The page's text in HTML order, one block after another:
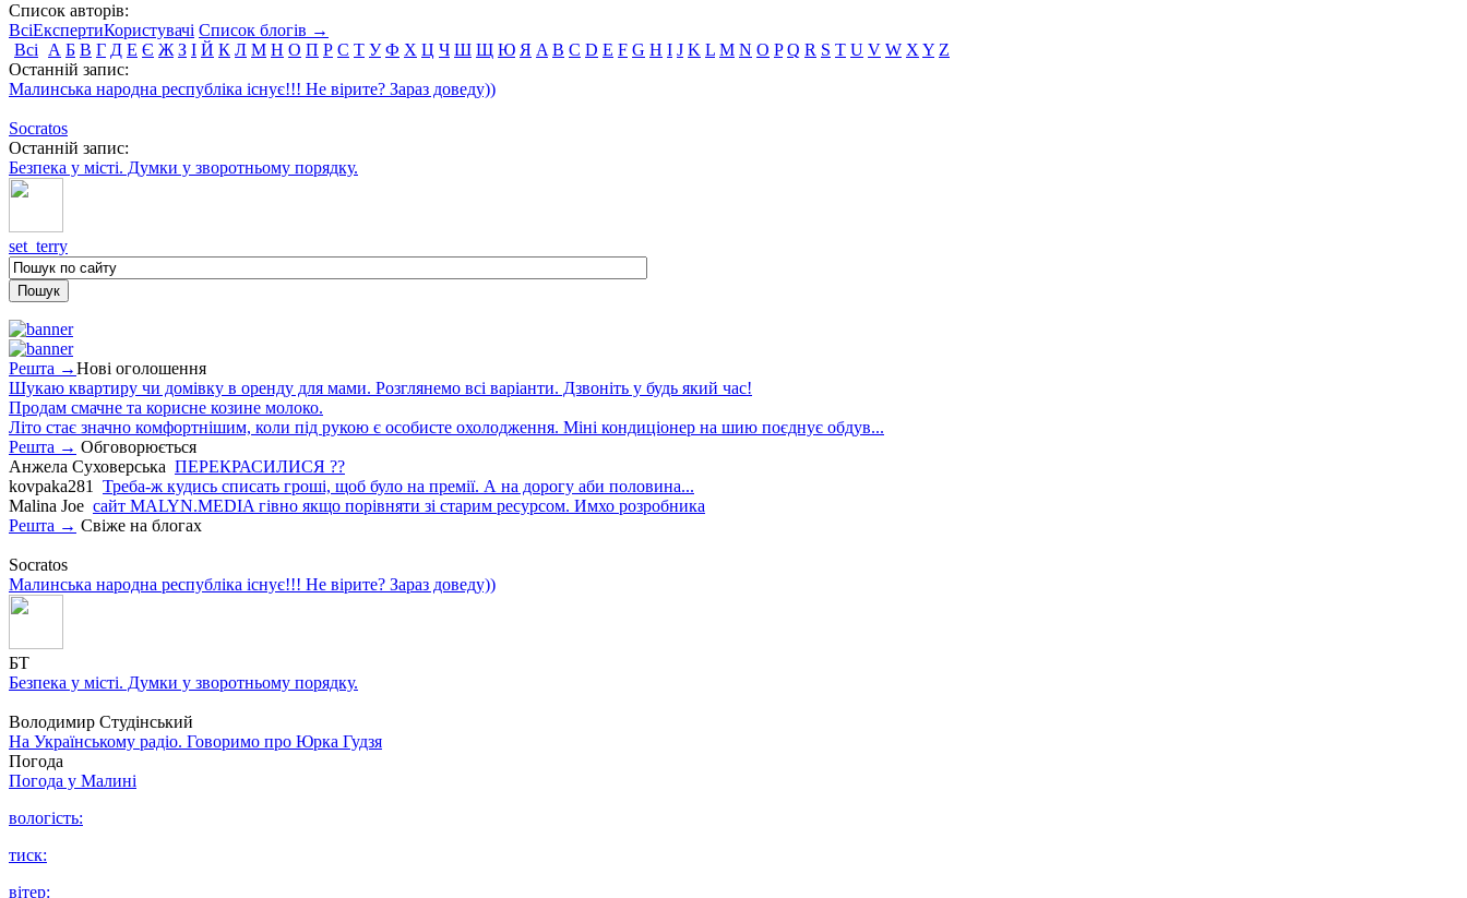
Список авторів:
ВсіЕкспертиКористувачі Список блогів →
Всі
А Б В Г Д Е Є Ж З І Й К Л М Н О П Р С Т У Ф Х Ц Ч Ш Щ Ю Я A B C D E F G H I J K L M N O P Q R S T U V W X Y Z
Останній запис:
Малинська народна республіка існує!!! Не вірите? Зараз доведу))
Socratos
Останній запис:
Безпека у місті. Думки у зворотньому порядку.
set_terry
Решта →Нові оголошення
Шукаю квартиру чи домівку в оренду для мами. Розглянемо всі варіанти. Дзвоніть у будь який час!
Продам смачне та корисне козине молоко.
Літо стає значно комфортнішим, коли під рукою є особисте охолодження. Міні кондиціонер на шию поєднує обдув...
Решта → Обговорюється
Анжела Суховерська ПЕРЕКРАСИЛИСЯ ??
kovpaka281
Треба-ж кудись списать гроші, щоб було на премії. А на дорогу аби половина...
Malina Joe сайт MALYN.MEDIA гiвно якщо порiвняти зi старим ресурсом. Имхо розробника
Решта → Свіже на блогах
Socratos
Малинська народна республіка існує!!! Не вірите? Зараз доведу))
БТ
Безпека у місті. Думки у зворотньому порядку.
Володимир Студінський
На Українському радіо. Говоримо про Юрка Гудзя
Погода
Погода у Малині
вологість:
тиск:
вітер: